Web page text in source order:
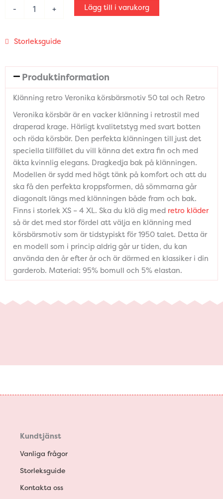
- + Lägg till i varukorg
Storleksguide
Produktinformation
Klänning retro Veronika körsbärsmotiv 50 tal och Retro
Veronika körsbär är en vacker klänning i retrostil med
draperad krage. Härligt kvalitetstyg med svart botten
och röda körsbär. Den perfekta klänningen till just det
speciella tillfället du vill känna det extra fin och med
äkta kvinnlig elegans. Dragkedja bak på klänningen.
Modellen är sydd med högt tänk på komfort och att du
ska få den perfekta kroppsformen, då sömmarna går
diagonalt längs med klänningen både fram och bak.
Finns i storlek XS – 4 XL. Ska du klä dig med retro kläder
så är det med stor fördel att välja en klänning med
körsbärsmotiv som är tidstypiskt för 1950 talet. Detta är
en modell som i princip aldrig går ur tiden, du kan
använda den år efter år och är därmed en klassiker i din
garderob. Material: 95% bomull och 5% elastan.
Kundtjänst
Vanliga frågor
Storleksguide
Kontakta oss